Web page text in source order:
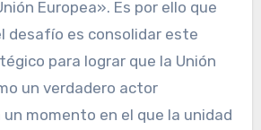
Europea». Es por ello que
desafío es consolidar este
para lograr que la Unión
un verdadero actor
momento en el que la unidad